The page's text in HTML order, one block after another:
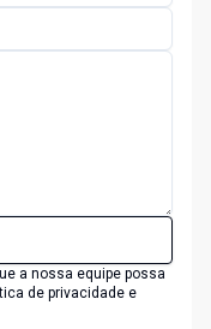
a nossa equipe possa
de privacidade e